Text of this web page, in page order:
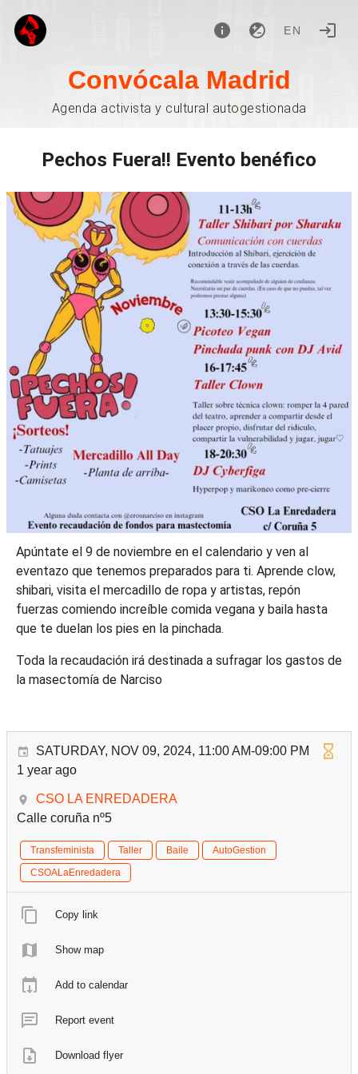
EN
Convócala Madrid
Agenda activista y cultural autogestionada
Pechos Fuera!! Evento benéfico
Apúntate el 9 de noviembre en el calendario y ven al
eventazo que tenemos preparados para ti. Aprende clow,
shibari, visita el mercadillo de ropa y artistas, repón
fuerzas comiendo increíble comida vegana y baila hasta
que te duelan los pies en la pinchada.
Toda la recaudación irá destinada a sufragar los gastos de
la masectomía de Narciso
SATURDAY, NOV 09, 2024, 11:00 AM-09:00 PM
1 year ago
CSO LA ENREDADERA
Calle coruña nº5
Transfeminista Taller Baile
AutoGestion
CSOALaEnredadera
Copy link
Show map
Add to calendar
Report event
Download flyer